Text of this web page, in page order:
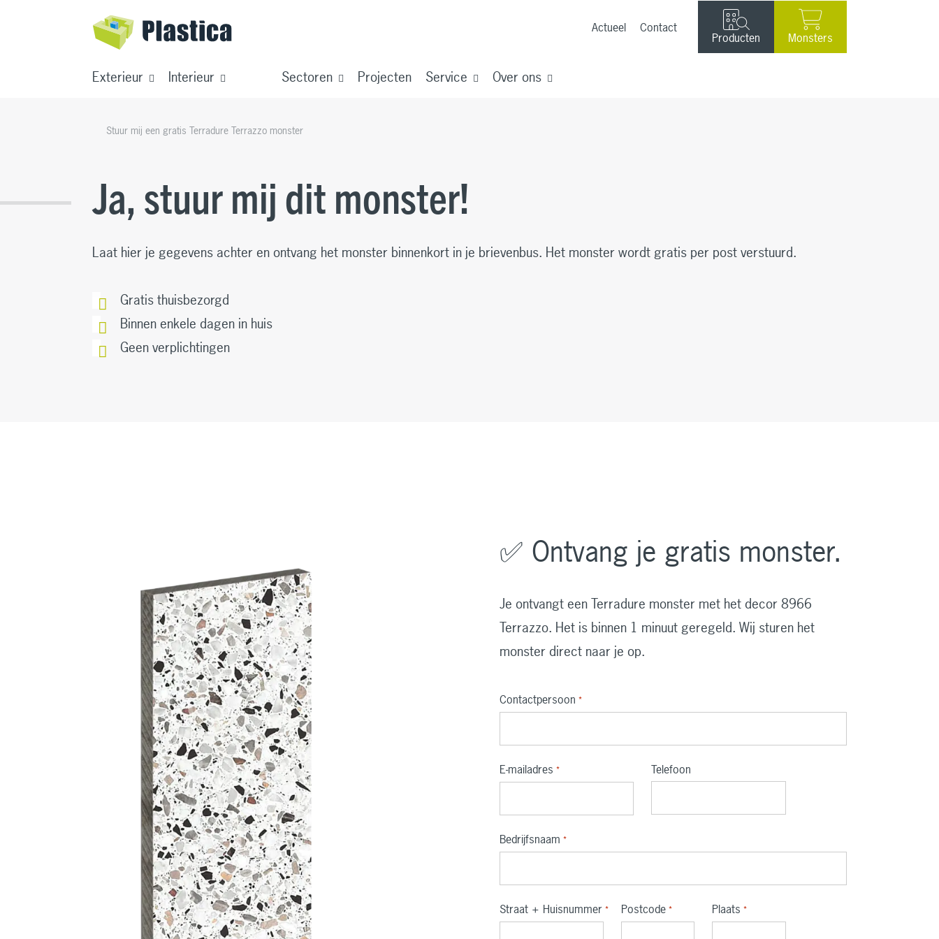
Actueel Contact
Producten Monsters
Exterieur Interieur Sectoren Projecten Service Over ons
Stuur mij een gratis Terradure Terrazzo monster
Ja, stuur mij dit monster!
Laat hier je gegevens achter en ontvang het monster binnenkort in je brievenbus. Het monster wordt gratis per post verstuurd.
Gratis thuisbezorgd
Binnen enkele dagen in huis
Geen verplichtingen
✅ Ontvang je gratis monster.
Je ontvangt een Terradure monster met het decor 8966
Terrazzo. Het is binnen 1 minuut geregeld. Wij sturen het
monster direct naar je op.
Contactpersoon *
E-mailadres * Telefoon
Bedrijfsnaam *
Straat + Huisnummer * Postcode * Plaats *